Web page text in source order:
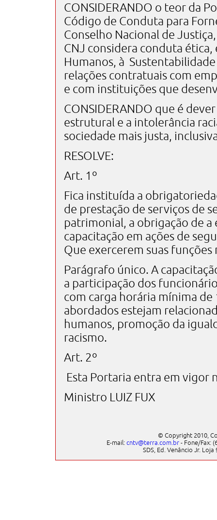
CONSIDERANDO o teor da
Código de Conduta para
Conselho Nacional de
CNJ considera conduta
Humanos, à
relações contratuais com
e com instituições que
CONSIDERANDO que é
estrutural e a intolerância
sociedade mais justa,
RESOLVE:
Art. 1º
Fica instituída a
de prestação de serviços de
patrimonial, a obrigação de
capacitação em ações de
Que exercerem suas
Parágrafo único. A
a participação dos
com carga horária mínima de
abordados estejam
humanos, promoção da
racismo.
Art. 2º
Esta Portaria entra em vigor
Ministro LUIZ FUX
© Copyright 2010,
E-mail: cntv@terra.com.br- Fone/Fax:
SDS, Ed. Venâncio Jr. Loja